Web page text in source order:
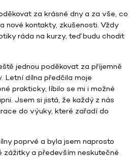
za krásné dny a za vše, co
nové kontakty, zkušenosti. Vždy
ráda na kurzy, teď budu chodit
jednou poděkovat za příjemně
Letní dílna předčila moje
prakticky, líbilo se mi i možné
Jsem si jistá, že každý z nás
do výuky, které zařadí do
poprvé a byla jsem naprosto
zážitky a především neskutečné